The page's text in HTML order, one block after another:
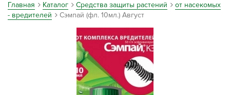
Главная Каталог Средства защиты растений
от насекомых
- вредителей
Сэмпай (фл. 10мл.) Август